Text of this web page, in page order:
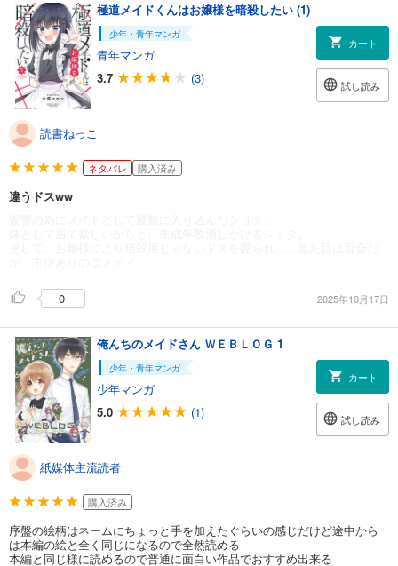
極道メイドくんはお嬢様を暗殺したい (1)
少年・青年マンガ
青年マンガ
3.7
(3)
カート
試し読み
読書ねっこ
ネタバレ 購入済み
違うドスww
0 2025年10月17日
俺んちのメイドさん ＷＥＢＬＯＧ 1
少年・青年マンガ
少年マンガ
5.0
(1)
カート
試し読み
紙媒体主流読者
購入済み
序盤の絵柄はネームにちょっと手を加えたぐらいの感じだけど途中から
は本編の絵と全く同じになるので全然読める
本編と同じ様に読めるので普通に面白い作品でおすすめ出来る